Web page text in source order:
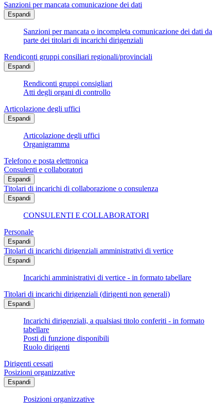
Sanzioni per mancata comunicazione dei dati
Espandi
Sanzioni per mancata o incompleta comunicazione dei dati da
parte dei titolari di incarichi dirigenziali
Rendiconti gruppi consiliari regionali/provinciali
Espandi
Rendiconti gruppi consigliari
Atti degli organi di controllo
Articolazione degli uffici
Espandi
Articolazione degli uffici
Organigramma
Telefono e posta elettronica
Consulenti e collaboratori
Espandi
Titolari di incarichi di collaborazione o consulenza
Espandi
CONSULENTI E COLLABORATORI
Personale
Espandi
Titolari di incarichi dirigenziali amministrativi di vertice
Espandi
Incarichi amministrativi di vertice - in formato tabellare
Titolari di incarichi dirigenziali (dirigenti non generali)
Espandi
Incarichi dirigenziali, a qualsiasi titolo conferiti - in formato
tabellare
Posti di funzione disponibili
Ruolo dirigenti
Dirigenti cessati
Posizioni organizzative
Espandi
Posizioni organizzative